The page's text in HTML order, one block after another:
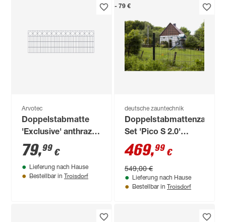
Arvotec
Doppelstabmatte
'Exclusive' anthrazit
210 x 80 cm, mit
Karodekor
79,99 €
Lieferung nach Hause
Bestellbar in Troisdorf
- 79 €
deutsche zauntechnik
Doppelstabmattenzaun-
Set 'Pico S 2.0'
anthrazit 1600 x 100
cm
469,99 €
549,00 €
Lieferung nach Hause
Bestellbar in Troisdorf